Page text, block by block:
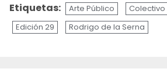
Etiquetas: Arte Público
Colectivo
Edición 29
Rodrigo de la Serna